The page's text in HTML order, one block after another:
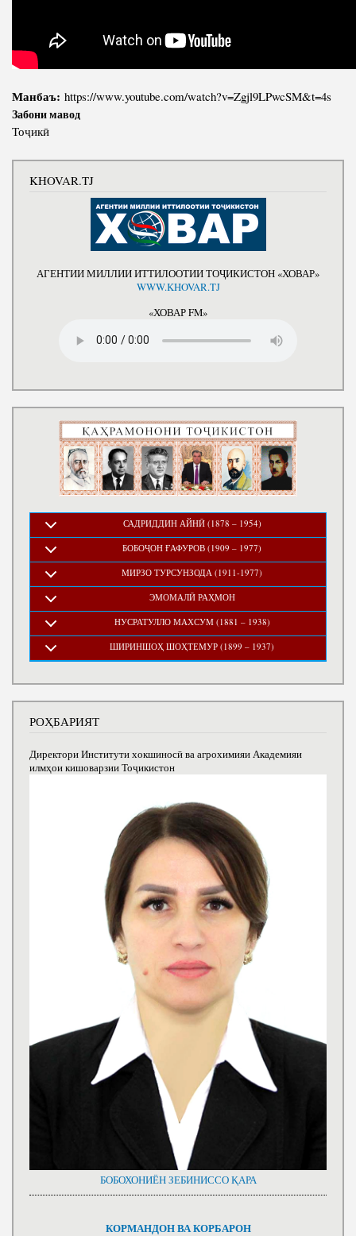
Тарҷумаи ҳол
ПРЕЗИДЕНТИ ҶУМҲУРИИ ТОҶИКИСТОН
Роҳбарон ва кормандон
Манбаъ: https://www.youtube.com/watch?v=Zgjl9LPwcSM&t=4s
Забони мавод
Тоҷикӣ
KHOVAR.TJ
АГЕНТИИ МИЛЛИИ ИТТИЛООТИИ ТОҶИКИСТОН «ХОВАР»
WWW.KHOVAR.TJ
«ХОВАР FM»
САДРИДДИН АЙНӢ (1878 – 1954)
БОБОҶОН ҒАФУРОВ (1909 – 1977)
МИРЗО ТУРСУНЗОДА (1911-1977)
ЭМОМАЛӢ РАҲМОН
НУСРАТУЛЛО МАХСУМ (1881 – 1938)
ШИРИНШОҲ ШОҲТЕМУР (1899 – 1937)
РОҲБАРИЯТ
Директори Институти хокшиносӣ ва агрохимияи Академияи
илмҳои кишоварзии Тоҷикистон
БОБОХОНИЁН ЗЕБИНИССО ҚАРА
КОРМАНДОН ВА КОРБАРОН